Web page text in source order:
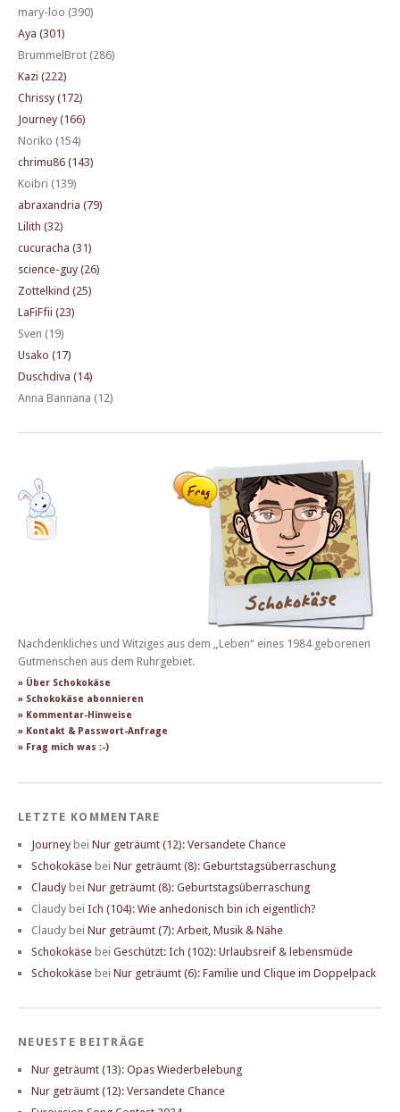
mary-loo (390)
Aya (301)
BrummelBrot (286)
Kazi (222)
Chrissy (172)
Journey (166)
Noriko (154)
chrimu86 (143)
Koibri (139)
abraxandria (79)
Lilith (32)
cucuracha (31)
science-guy (26)
Zottelkind (25)
LaFiFfii (23)
Sven (19)
Usako (17)
Duschdiva (14)
Anna Bannana (12)
Nachdenkliches und Witziges aus dem „Leben“ eines 1984 geborenen
Gutmenschen aus dem Ruhrgebiet.
» Über Schokokäse
» Schokokäse abonnieren
» Kommentar-Hinweise
» Kontakt & Passwort-Anfrage
» Frag mich was :-)
LETZTE KOMMENTARE
Journey bei Nur geträumt (12): Versandete Chance
Schokokäse bei Nur geträumt (8): Geburtstagsüberraschung
Claudy bei Nur geträumt (8): Geburtstagsüberraschung
Claudy bei Ich (104): Wie anhedonisch bin ich eigentlich?
Claudy bei Nur geträumt (7): Arbeit, Musik & Nähe
Schokokäse bei Geschützt: Ich (102): Urlaubsreif & lebensmüde
Schokokäse bei Nur geträumt (6): Familie und Clique im Doppelpack
NEUESTE BEITRÄGE
Nur geträumt (13): Opas Wiederbelebung
Nur geträumt (12): Versandete Chance